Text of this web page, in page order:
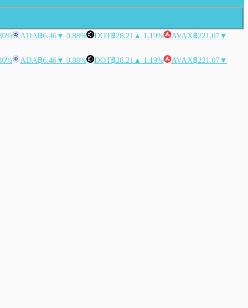
ADA฿6.46▼ 0.88% DOT฿28.21 ▲ 1.19% AVAX฿221.07▼
ADA฿6.46▼ 0.88% DOT฿28.21 ▲ 1.19% AVAX฿221.07▼